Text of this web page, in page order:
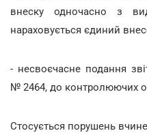
внеску одночасно з
нараховується єдиний
- несвоєчасне подання
№ 2464, до контролюючих
Стосується порушень